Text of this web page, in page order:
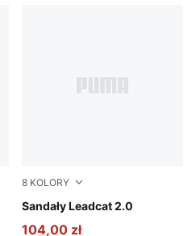
8 KOLORY
Sandały Leadcat 2.0
PUMA Black-PUMA Black
104,00 zł